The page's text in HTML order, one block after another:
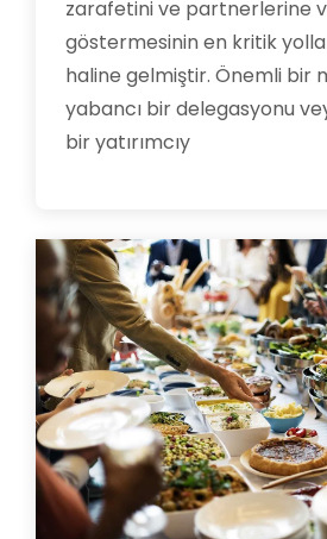
zarafetini ve partnerlerine
göstermesinin en kritik
haline gelmiştir. Önemli bir
yabancı bir delegasyonu
bir yatırımcıy